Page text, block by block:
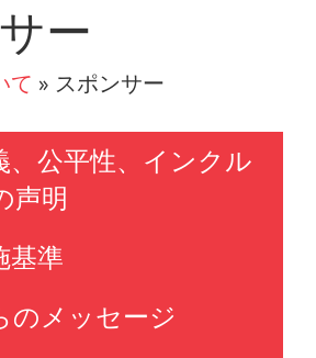
ー
て » スポンサー
、公平性、インクル
声明
基準
のメッセージ